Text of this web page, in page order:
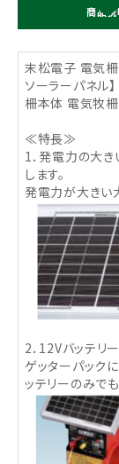
商品
末松電子 電気
ソーラーパネル
柵本体 電気牧柵
≪特長≫
1．発電力の大
します。
発電力が大きい
2．12Vバッテリ
ゲッターパック
ッテリーのみで